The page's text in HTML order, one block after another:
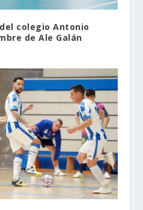
colegio Antonio
de Ale Galán